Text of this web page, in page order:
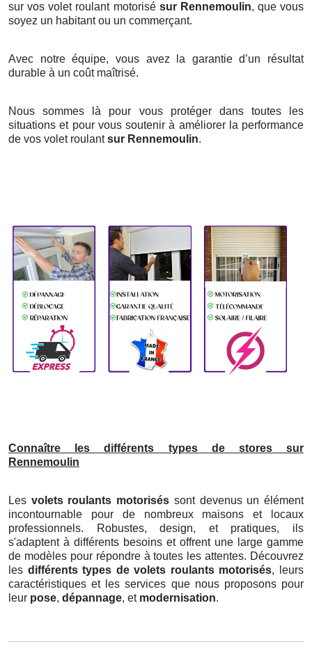
sur vos volet roulant motorisé sur Rennemoulin, que vous
soyez un habitant ou un commerçant.
Avec notre équipe, vous avez la garantie d’un résultat
durable à un coût maîtrisé.
Nous sommes là pour vous protéger dans toutes les
situations et pour vous soutenir à améliorer la performance
de vos volet roulantsur Rennemoulin.
Connaître les différents types de stores sur
Rennemoulin
Les volets roulants motorisés sont devenus un élément
incontournable pour de nombreux maisons et locaux
professionnels. Robustes, design, et pratiques, ils
s'adaptent à différents besoins et offrent une large gamme
de modèles pour répondre à toutes les attentes. Découvrez
les différents types de volets roulants motorisés, leurs
caractéristiques et les services que nous proposons pour
leur pose, dépannage, et modernisation.